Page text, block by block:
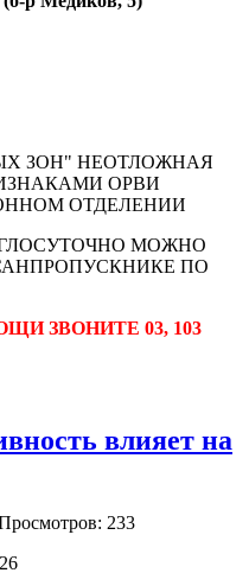
ЗОН" НЕОТЛОЖНАЯ
ОРВИ
ОТДЕЛЕНИИ
МОЖНО
ПО
ЗВОНИТЕ 03, 103
влияет на
233